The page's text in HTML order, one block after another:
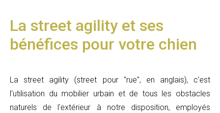
La street agility et ses
bénéfices pour votre chien
La street agility (street pour "rue", en anglais), c'est
l'utilisation du mobilier urbain et de tous les obstacles
naturels de l'extérieur à notre disposition, employés